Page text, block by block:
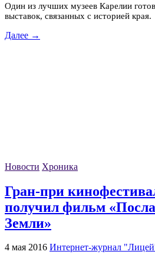
Один из лучших музеев Карелии
выставок, связанных с историей края.
Далее →
Новости Хроника
Гран-при
получил фильм
Земли»
4 мая 2016 Интернет-журнал